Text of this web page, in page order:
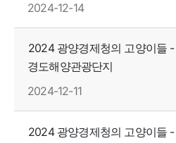
2024-12-14
2024 광양경제청의 고양이들
경도해양관광단지
2024-12-11
2024 광양경제청의 고양이들 -